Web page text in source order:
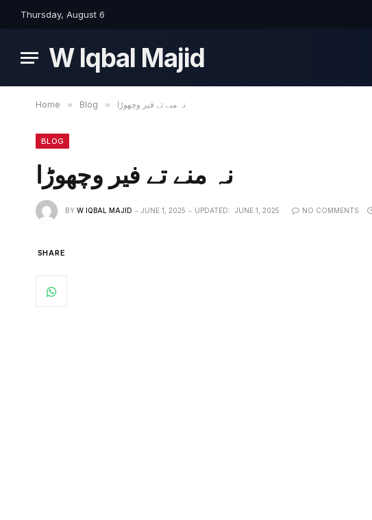
Thursday, August 6
W Iqbal Majid
Home » Blog » نہ منے تے فیر وچھوڑا
BLOG
نہ منے تے فیر وچھوڑا
BY W IQBAL MAJID JUNE 1, 2025 UPDATED: JUNE 1, 2025 NO COMMENTS
SHARE